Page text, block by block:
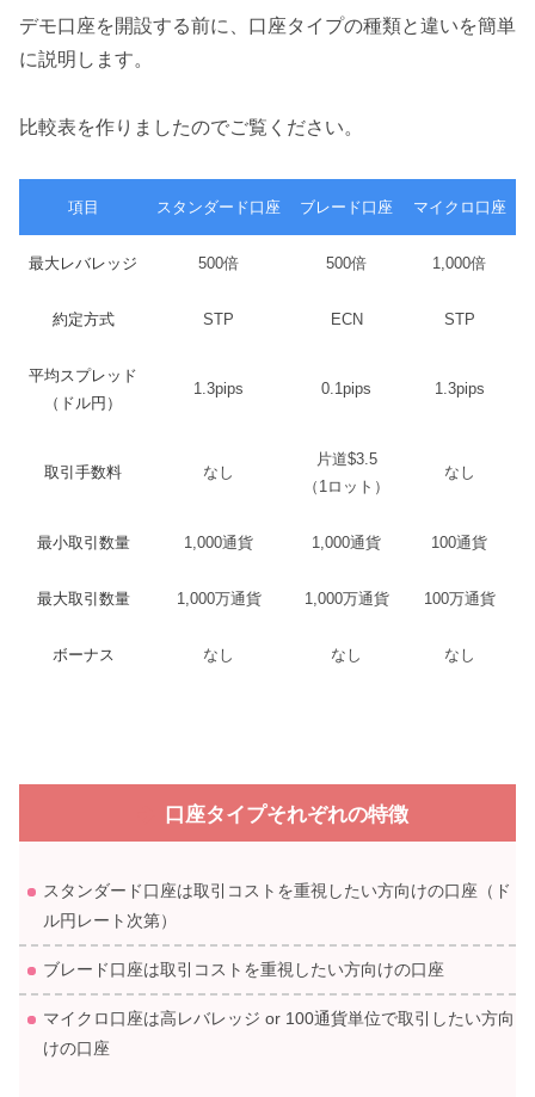
デモ口座を開設する前に、口座タイプの種類と違いを簡単
に説明します。
比較表を作りましたのでご覧ください。
項目 スタンダード口座 ブレード口座 マイクロ口座
最大レバレッジ 500倍 500倍 1,000倍
約定方式 STP ECN STP
平均スプレッド
（ドル円）
1.3pips 0.1pips 1.3pips
取引手数料 なし
片道$3.5
（1ロット）
なし
最小取引数量 1,000通貨 1,000通貨 100通貨
最大取引数量 1,000万通貨 1,000万通貨 100万通貨
ボーナス なし なし なし
口座タイプそれぞれの特徴
スタンダード口座は取引コストを重視したい方向けの口座（ド
ル円レート次第）
ブレード口座は取引コストを重視したい方向けの口座
マイクロ口座は高レバレッジ or 100通貨単位で取引したい方向
けの口座